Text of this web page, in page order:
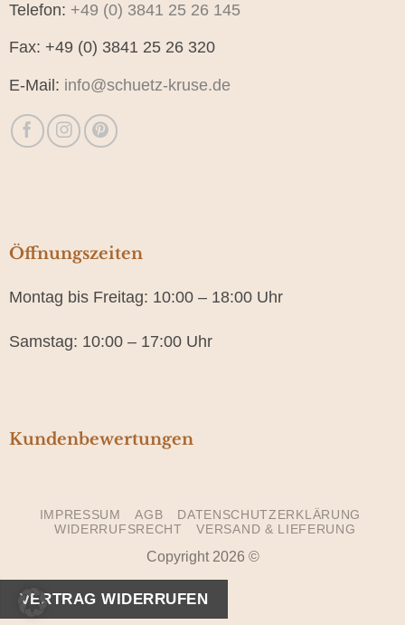
Telefon: +49 (0) 3841 25 26 145
Fax: +49 (0) 3841 25 26 320
E-Mail: info@schuetz-kruse.de
Öffnungszeiten
Montag bis Freitag: 10:00 – 18:00 Uhr
Samstag: 10:00 – 17:00 Uhr
Kundenbewertungen
IMPRESSUM AGB
DATENSCHUTZERKLÄRUNG
WIDERRUFSRECHT
VERSAND & LIEFERUNG
Copyright 2026 ©
VERTRAG WIDERRUFEN